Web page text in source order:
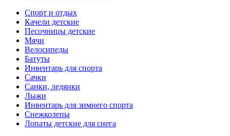
Спорт и отдых
Качели детские
Песочницы детские
Мячи
Велосипеды
Батуты
Инвентарь для спорта
Сачки
Санки, ледянки
Лыжи
Инвентарь для зимнего спорта
Снежколепы
Лопаты детские для снега